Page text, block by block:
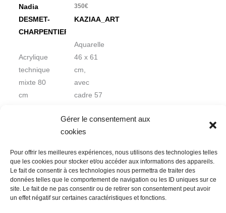
Gérer le consentement aux
cookies
Pour offrir les meilleures expériences, nous utilisons des technologies telles
que les cookies pour stocker et/ou accéder aux informations des appareils.
Le fait de consentir à ces technologies nous permettra de traiter des
données telles que le comportement de navigation ou les ID uniques sur ce
site. Le fait de ne pas consentir ou de retirer son consentement peut avoir
un effet négatif sur certaines caractéristiques et fonctions.
Nadia
DESMET-
CHARPENTIER
Acrylique
technique
mixte 80
cm
350€
KAZIAA_ART
Aquarelle
46 x 61
cm,
avec
cadre 57
Nous contacter
Conditions Générales de Ventes
Politique de confidentialité
Mentions légales